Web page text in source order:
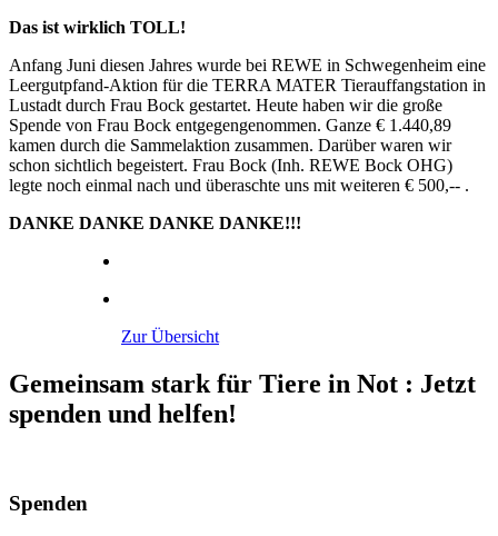
Das ist wirklich TOLL!
Anfang Juni diesen Jahres wurde bei REWE in Schwegenheim eine
Leergutpfand-Aktion für die TERRA MATER Tierauffangstation in
Lustadt durch Frau Bock gestartet. Heute haben wir die große
Spende von Frau Bock entgegengenommen. Ganze € 1.440,89
kamen durch die Sammelaktion zusammen. Darüber waren wir
schon sichtlich begeistert. Frau Bock (Inh. REWE Bock OHG)
legte noch einmal nach und überaschte uns mit weiteren € 500,-- .
DANKE DANKE DANKE DANKE!!!
Zur Übersicht
Gemeinsam stark für Tiere in Not : Jetzt
spenden und helfen!
Spenden